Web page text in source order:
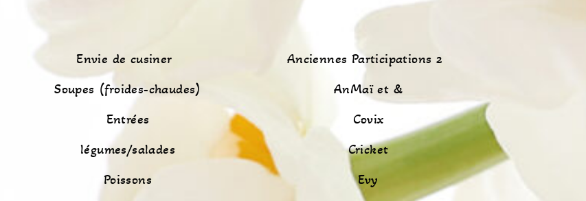
Envie de cusiner
Soupes (froides-chaudes)
Entrées
légumes/salades
Poissons
Anciennes Participations 2
AnMaï et &
Covix
Cricket
Evy